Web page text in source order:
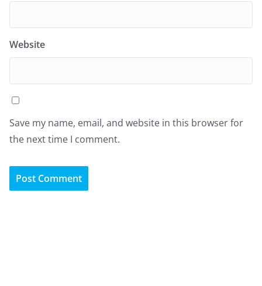
Website
Save my name, email, and website in this browser for
the next time I comment.